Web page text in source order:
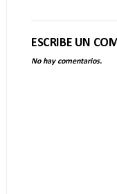
ESCRIBE UN
No hay comentarios.